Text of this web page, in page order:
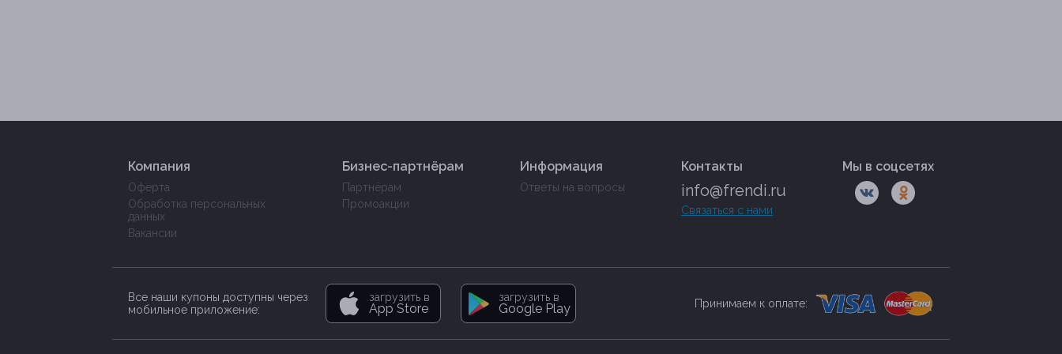
Компания
Оферта
Обработка персональных
данных
Вакансии
Бизнес-партнёрам
Партнёрам
Промоакции
Информация
Ответы на вопросы
Контакты
info@frendi.ru
Связаться с нами
Мы в соцсетях
Все наши купоны доступны через
мобильное приложение:
загрузить в
App Store
загрузить в
Google Play Принимаем к оплате: